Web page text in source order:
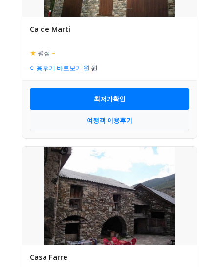
Ca de Marti
★ 평점 –
이용후기 바로보기
최저가확인
여행객 이용후기
Casa Farre